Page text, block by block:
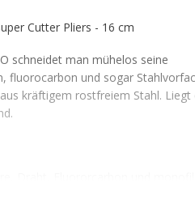
Cutter Pliers - 16 cm
schneidet man mühelos seine
fluorocarbon und sogar
kräftigem rostfreiem Stahl. Liegt